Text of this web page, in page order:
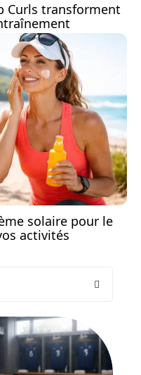
Curls transforment
solaire pour le
activités